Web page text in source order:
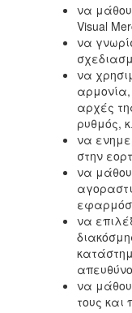
να
Visual
να
να
αρμονία,
αρχές
ρυθμός,
να
στην
να
να
να
τους και